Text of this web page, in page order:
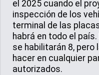
el 2025 cuando el
inspección de los
terminal de las
habrá en todo el
se habilitarán 8, pero
hacer en cualquier
autorizados.